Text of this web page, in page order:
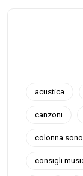
acustica
canzoni
colonna
consigli